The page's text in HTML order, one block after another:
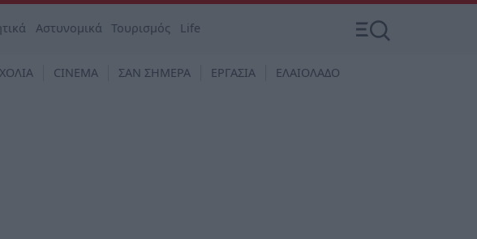
Αστυνομικά Τουρισμός Life
CINEMA ΣΑΝ ΣΗΜΕΡΑ ΕΡΓΑΣΙΑ ΕΛΑΙΟΛΑΔΟ